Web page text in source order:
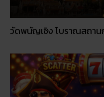
วัดพนัญเชิง โบราณสถาน